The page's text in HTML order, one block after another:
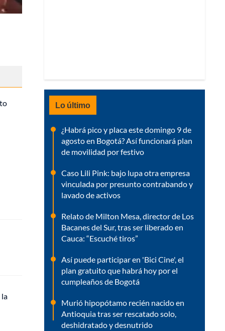
la
Lo último
¿Habrá pico y placa este domingo 9 de
agosto en Bogotá? Así funcionará plan
de movilidad por festivo
Caso Lili Pink: bajo lupa otra empresa
vinculada por presunto contrabando y
lavado de activos
Relato de Milton Mesa, director de Los
Bacanes del Sur, tras ser liberado en
Cauca: “Escuché tiros”
Así puede participar en 'Bici Cine', el
plan gratuito que habrá hoy por el
cumpleaños de Bogotá
Murió hipopótamo recién nacido en
Antioquia tras ser rescatado solo,
deshidratado y desnutrido